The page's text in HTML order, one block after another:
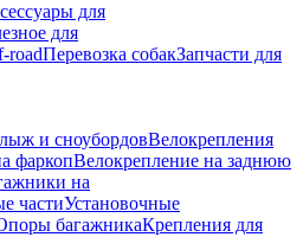
для
для
roadПеревозка собакЗапчасти для
и сноубордовВелокрепления
фаркопВелокрепление на заднюю
на
частиУстановочные
багажникаКрепления для